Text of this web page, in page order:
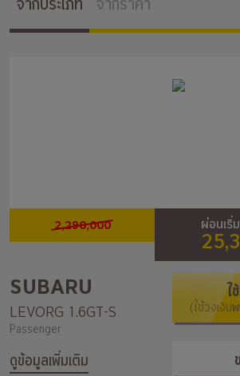
2,290,000 ผ่อนเริ่
SUBARU
LEVORG 1.6GT-S
Passenger
ดูข้อมูลเพิ่มเติม
ใ
(ใช้วงเงิน